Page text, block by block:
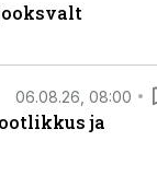
06.08.26, 08:00
ja